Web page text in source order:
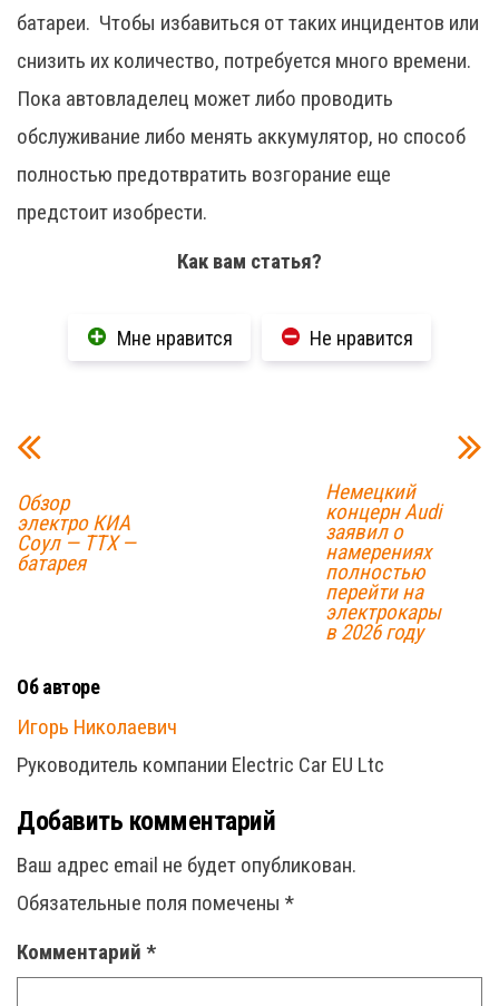
батареи. Чтобы избавиться от таких инцидентов или
снизить их количество, потребуется много времени.
Пока автовладелец может либо проводить
обслуживание либо менять аккумулятор, но способ
полностью предотвратить возгорание еще
предстоит изобрести.
Как вам статья?
Мне нравится Не нравится
Обзор
электро КИА
Соул — ТТХ —
батарея
Немецкий
концерн Audi
заявил о
намерениях
полностью
перейти на
электрокары
в 2026 году
Об авторе
Игорь Николаевич
Руководитель компании Electric Car EU Ltc
Добавить комментарий
Ваш адрес email не будет опубликован.
Обязательные поля помечены *
Комментарий *